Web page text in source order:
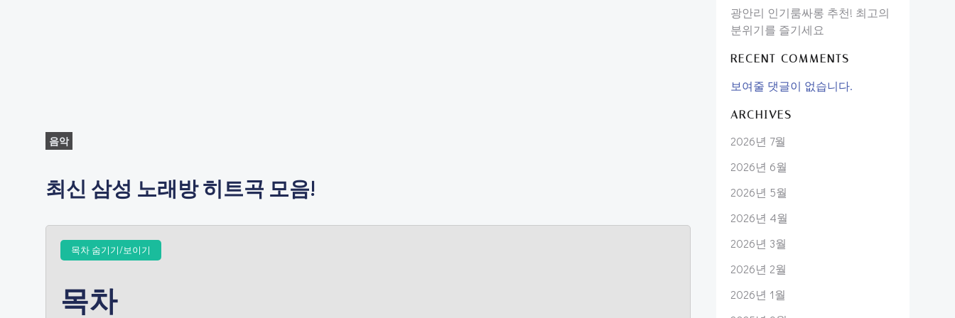
음악
최신 삼성 노래방 히트곡 모음!
목차 숨기기/보이기
목차
광안리 인기룸싸롱 추천! 최고의
분위기를 즐기세요
RECENT COMMENTS
보여줄 댓글이 없습니다.
ARCHIVES
2026년 7월
2026년 6월
2026년 5월
2026년 4월
2026년 3월
2026년 2월
2026년 1월